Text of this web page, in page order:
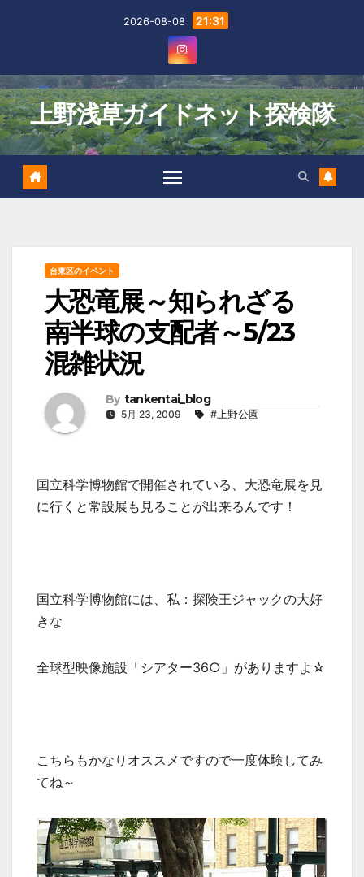
2026-08-08 21:31
上野浅草ガイドネット探検隊
台東区のイベント
大恐竜展～知られざる
南半球の支配者～5/23
混雑状況
By tankentai_blog
5月 23, 2009 #上野公園
国立科学博物館で開催されている、大恐竜展を見
に行くと常設展も見ることが出来るんです！
国立科学博物館には、私：探険王ジャックの大好
きな
全球型映像施設「シアター36○」がありますよ☆
こちらもかなりオススメですので一度体験してみ
てね～